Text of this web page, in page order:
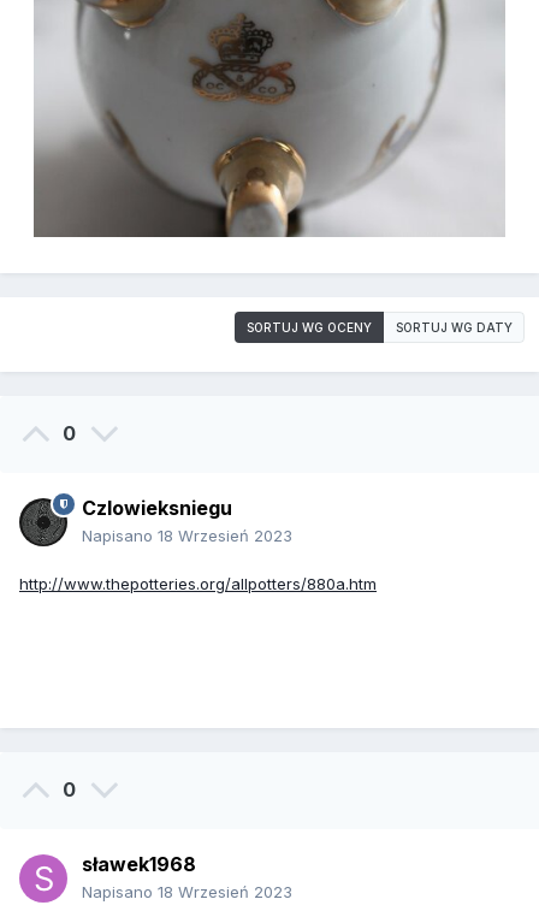
SORTUJ WG OCENY SORTUJ WG DATY
0
Czlowieksniegu
Napisano 18 Wrzesień 2023
http://www.thepotteries.org/allpotters/880a.htm
0
sławek1968
Napisano 18 Wrzesień 2023